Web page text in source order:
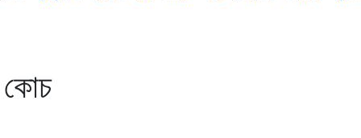
কোচ